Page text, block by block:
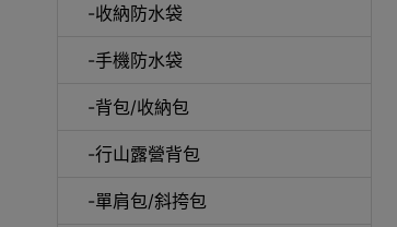
-收納防水袋
-手機防水袋
-背包/收納包
-行山露營背包
-單肩包/斜挎包